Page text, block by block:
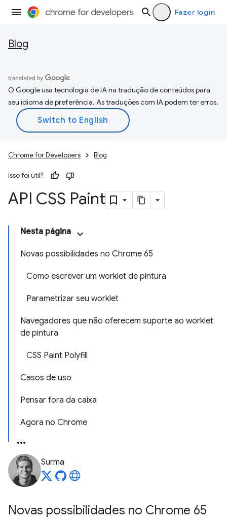
Fazer login
Blog
O Google usa tecnologia de IA na tradução de conteúdos para
seu idioma de preferência. As traduções com IA podem ter erros.
Chrome for Developers Blog
Isso foi útil?
API CSS Paint
Nesta página
Novas possibilidades no Chrome 65
Como escrever um worklet de pintura
Parametrizar seu worklet
Navegadores que não oferecem suporte ao worklet
de pintura
CSS Paint Polyfill
Casos de uso
Pensar fora da caixa
Agora no Chrome
Surma
Novas possibilidades no Chrome 65